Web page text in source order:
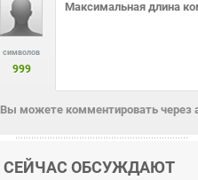
символов
999
Вы можете комментировать через
СЕЙЧАС ОБСУЖДАЮТ